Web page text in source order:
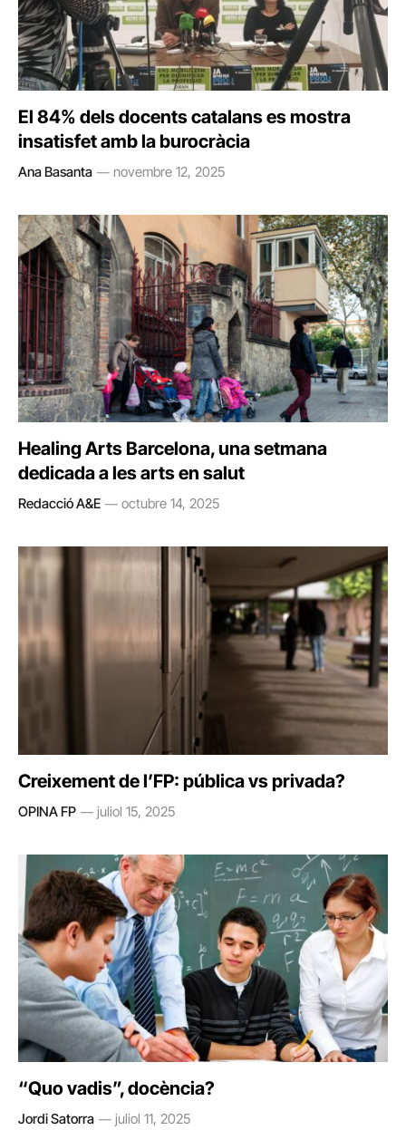
El 84% dels docents catalans es mostra
insatisfet amb la burocràcia
Ana Basanta novembre 12, 2025
Healing Arts Barcelona, una setmana
dedicada a les arts en salut
Redacció A&E octubre 14, 2025
Creixement de l’FP: pública vs privada?
OPINA FP juliol 15, 2025
“Quo vadis”, docència?
Jordi Satorra juliol 11, 2025